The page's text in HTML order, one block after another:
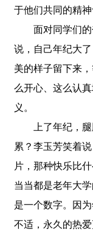
于他们共同的精神
面对同学们的
说，自己年纪大
美的样子留下来
么开心、这么认
义。
上了年纪，腿
累？李玉芳笑着
片，那种快乐比
当当都是老年大
是一个数字。因
不适，永久的热